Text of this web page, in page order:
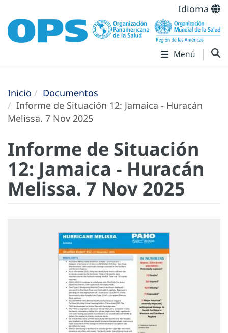
Idioma
Menú
Inicio
Documentos
Informe de Situación 12: Jamaica - Huracán
Melissa. 7 Nov 2025
Informe de Situación
12: Jamaica - Huracán
Melissa. 7 Nov 2025